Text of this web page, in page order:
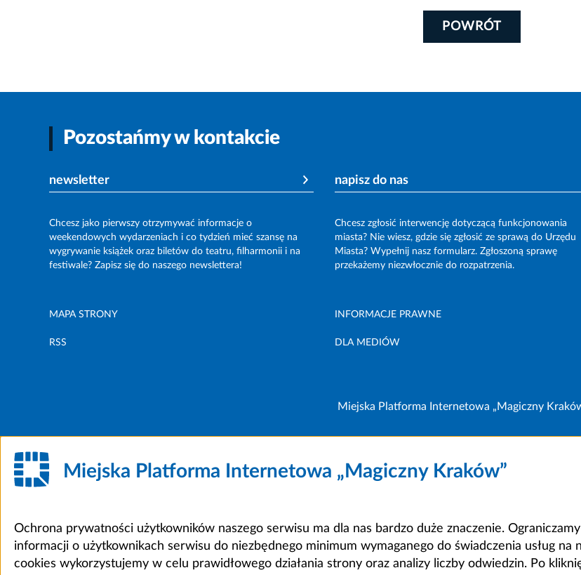
POWRÓT
Pozostańmy w kontakcie
newsletter
Chcesz jako pierwszy otrzymywać informacje o
weekendowych wydarzeniach i co tydzień mieć szansę na
wygrywanie książek oraz biletów do teatru, filharmonii i na
festiwale? Zapisz się do naszego newslettera!
napisz do nas
Chcesz zgłosić interwencję dotyczącą funkcjonowania
miasta? Nie wiesz, gdzie się zgłosić ze sprawą do Urzędu
Miasta? Wypełnij nasz formularz. Zgłoszoną sprawę
przekażemy niezwłocznie do rozpatrzenia.
MAPA STRONY INFORMACJE PRAWNE
RSS DLA MEDIÓW
Miejska Platforma Internetowa „Magiczny
Miejska Platforma Internetowa „Magiczny Kraków”
Ochrona prywatności użytkowników naszego serwisu ma dla nas bardzo duże znaczenie.
informacji o użytkownikach serwisu do niezbędnego minimum wymaganego do świadczenia usług na
cookies wykorzystujemy w celu prawidłowego działania strony oraz analizy liczby odwiedzin. Po